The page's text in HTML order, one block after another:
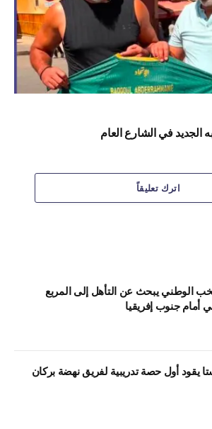
الجديد في الشارع العام
اترك تعليقاً
الوطني يبحث عن التأهل إلى المربع
أمام جنوب إفريقيا
يقود أول حصة تدريبية لفريق نهضة بركان